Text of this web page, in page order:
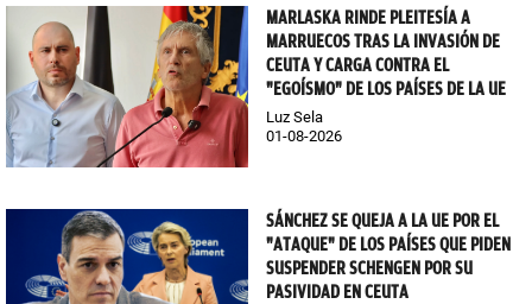
MARLASKA RINDE PLEITESÍA A
MARRUECOS TRAS LA INVASIÓN DE
CEUTA Y CARGA CONTRA EL
"EGOÍSMO" DE LOS PAÍSES DE LA UE
Luz Sela
01-08-2026
SÁNCHEZ SE QUEJA A LA UE POR EL
"ATAQUE" DE LOS PAÍSES QUE PIDEN
SUSPENDER SCHENGEN POR SU
PASIVIDAD EN CEUTA